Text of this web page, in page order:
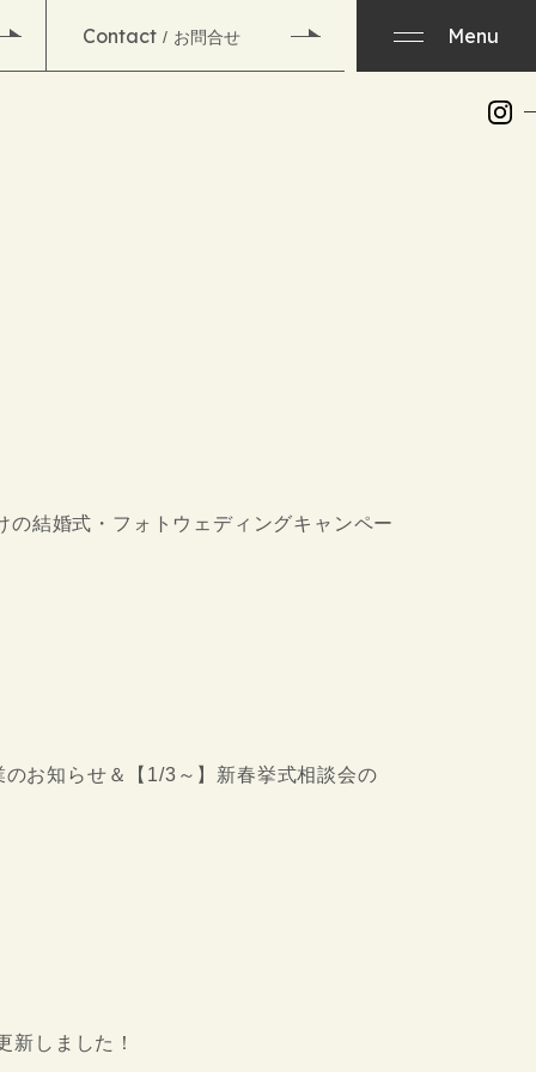
Contact お問合せ Menu
結婚式・フォトウェディングキャンペー
お知らせ＆【1/3～】新春挙式相談会の
しました！